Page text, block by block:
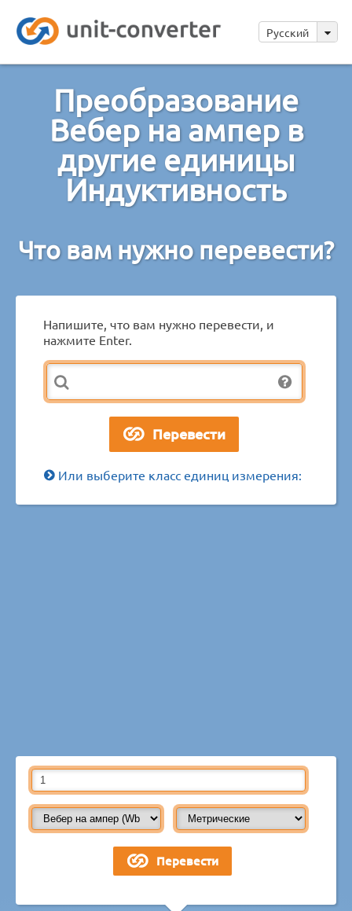
Русский
Преобразование
Вебер на ампер в
другие единицы
Индуктивность
Что вам нужно перевести?
Напишите, что вам нужно перевести, и
нажмите Enter.
Или выберите класс единиц измерения: